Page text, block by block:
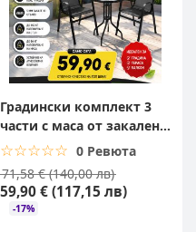
Градински комплект 3
части с маса от закалено
стъкло и 2 стола за
☆☆☆☆☆
★★★★★ 0 Ревюта
71,58 € (140,00 лв)
59,90 € (117,15 лв)
-17%